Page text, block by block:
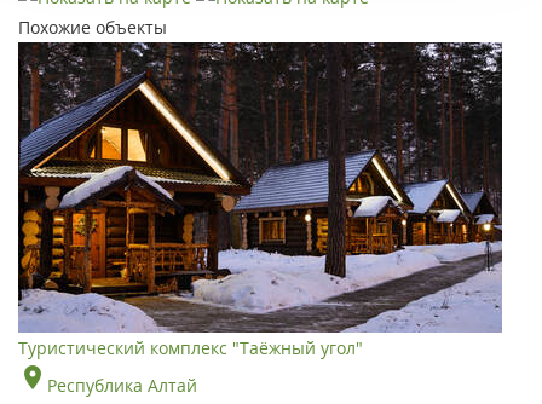
Похожие объекты
Туристический комплекс "Таёжный угол"
Республика Алтай